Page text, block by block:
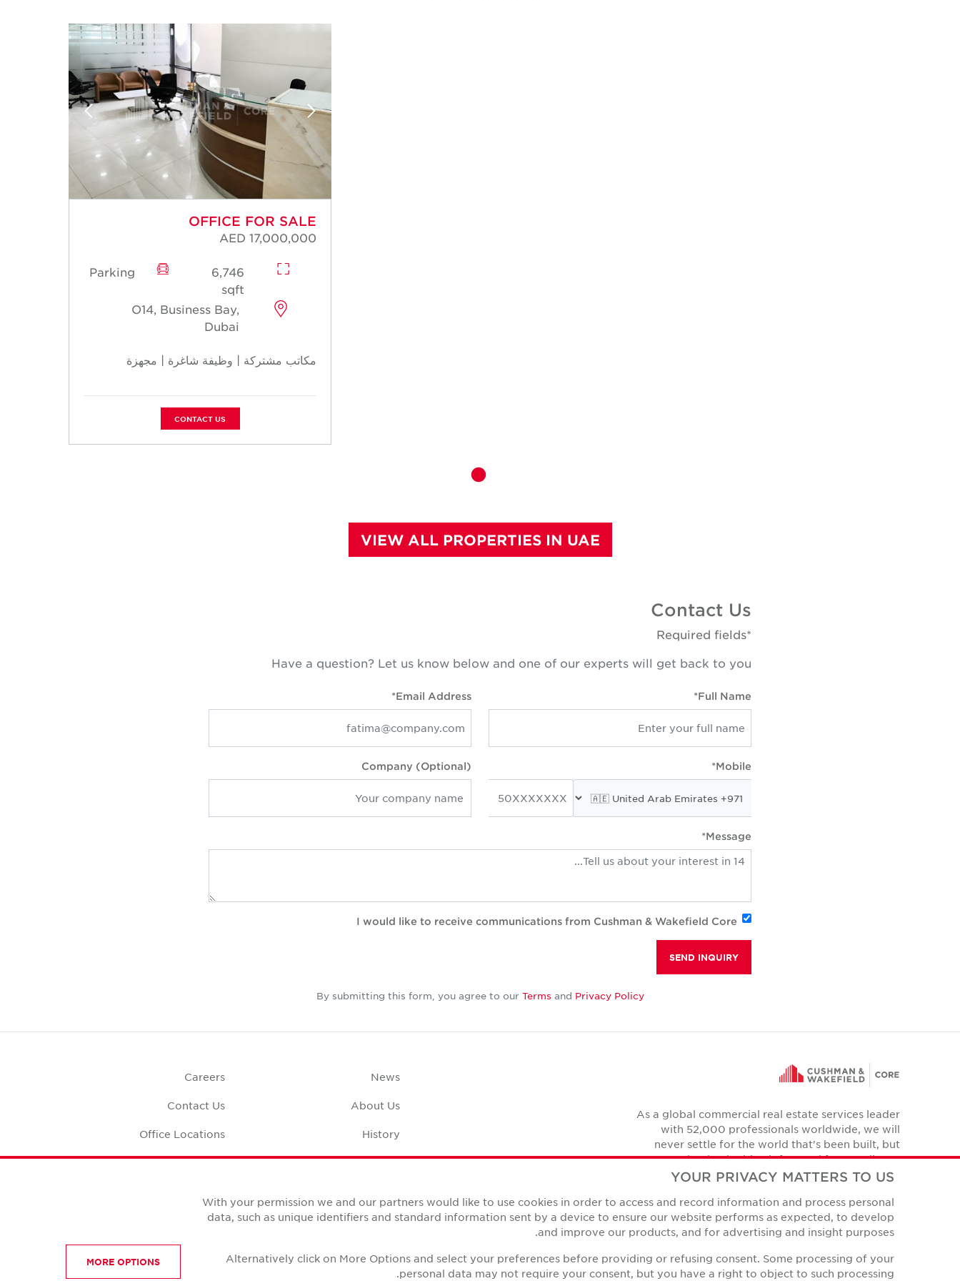
OFFICE FOR SALE
AED 17,000,000
6,746
sqft
Parking
O14, Business Bay,
Dubai
مكاتب مشتركة | وظيفة شاغرة | مجهزة
CONTACT US
VIEW ALL PROPERTIES IN UAE
Contact Us
*Required fields
Have a question? Let us know below and one of our experts will get back to you
Full Name*
Email Address*
Mobile*
Company (Optional)
Message*
I would like to receive communications from Cushman & Wakefield Core
SEND INQUIRY
By submitting this form, you agree to our Terms and Privacy Policy
As a global commercial real estate services leader
with 52,000 professionals worldwide, we will
never settle for the world that's been built, but
relentlessly drive it forward for our clients,
colleagues and communities.
LinkedIn
Facebook
Twitter
Instagram
YouTube
News
About Us
History
Case Studies
Careers
Contact Us
Office Locations
Corporate Social
Privacy Policies
YOUR PRIVACY MATTERS TO US
With your permission we and our partners would like to use cookies in order to access and record information and process personal
data, such as unique identifiers and standard information sent by a device to ensure our website performs as expected, to develop
and improve our products, and for advertising and insight purposes.
Alternatively click on More Options and select your preferences before providing or refusing consent. Some processing of your
personal data may not require your consent, but you have a right to object to such processing.
MORE OPTIONS